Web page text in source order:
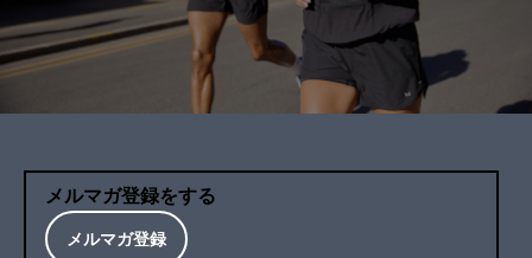
メルマガ登録をする
メルマガ登録